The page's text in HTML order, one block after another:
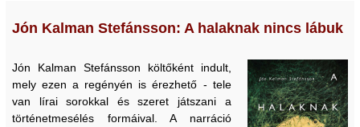
Jón Kalman Stefánsson: A halaknak nincs lábuk
Jón Kalman Stefánsson költőként indult,
mely ezen a regényén is érezhető - tele
van lírai sorokkal és szeret játszani a
történetmesélés formáival. A narráció